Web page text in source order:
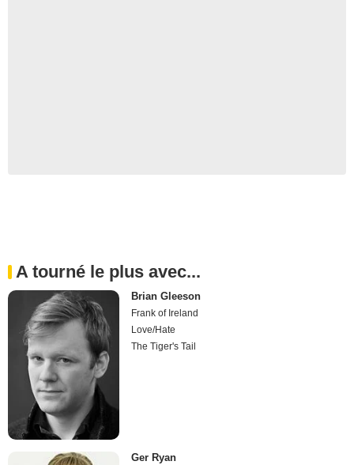
A tourné le plus avec...
Brian Gleeson
Frank of Ireland
Love/Hate
The Tiger's Tail
Ger Ryan